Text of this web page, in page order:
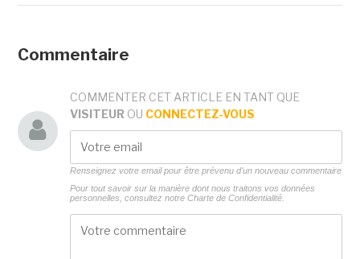
Commentaire
COMMENTER CET ARTICLE EN TANT QUE
VISITEUR OU CONNECTEZ-VOUS
Renseignez votre email pour être prévenu d'un nouveau commentaire
Pour tout savoir sur la manière dont nous traitons vos données
personnelles, consultez notre Charte de Confidentialité.